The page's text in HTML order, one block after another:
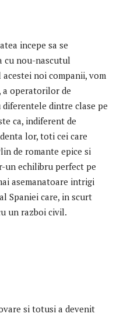
incepe sa se
cu nou-nascutul
noi companii, vom
operatorilor de
dintre clase pe
ca, indiferent de
lor, toti cei care
de romante epice si
un echilibru perfect pe
asemanatoare intrigi
Spaniei care, in scurt
un razboi civil.
si totusi a devenit